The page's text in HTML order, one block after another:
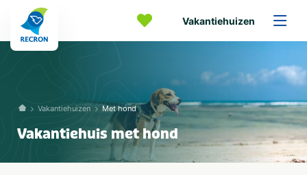
Vakantiehuizen
Vakantiehuizen Met hond
Vakantiehuis met hond